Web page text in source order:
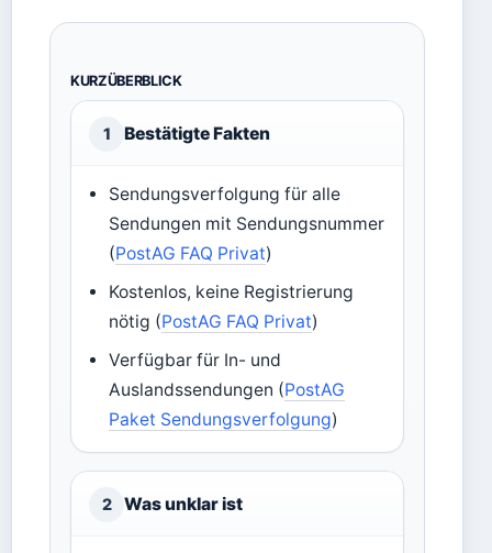
KURZÜBERBLICK
1 Bestätigte Fakten
Sendungsverfolgung für alle
Sendungen mit Sendungsnummer
(PostAG FAQ Privat)
Kostenlos, keine Registrierung
nötig (PostAG FAQ Privat)
Verfügbar für In- und
Auslandssendungen (PostAG
Paket Sendungsverfolgung)
2 Was unklar ist